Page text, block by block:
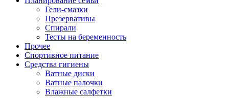
Гели-смазки
Презервативы
Спирали
Тесты на беременность
Прочее
Спортивное питание
Средства гигиены
Ватные диски
Ватные палочки
Влажные салфетки